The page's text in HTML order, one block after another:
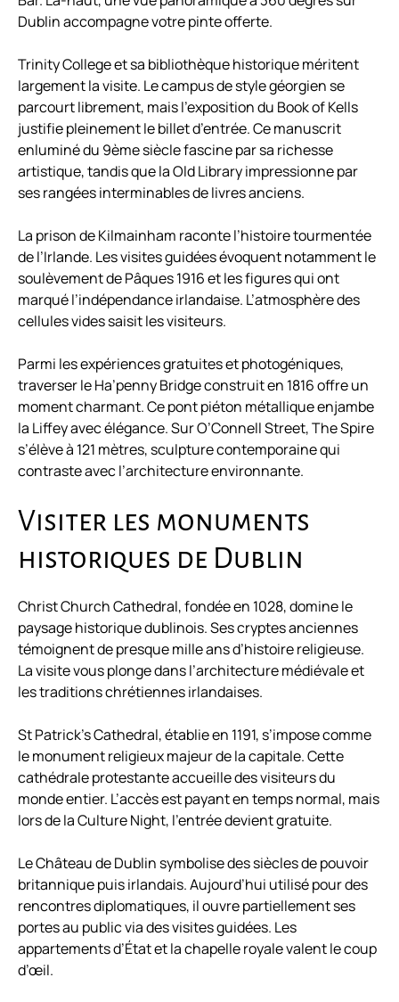
Dublin accompagne votre pinte offerte.
Trinity College et sa bibliothèque historique méritent
largement la visite. Le campus de style géorgien se
parcourt librement, mais l’exposition du Book of Kells
justifie pleinement le billet d’entrée. Ce manuscrit
enluminé du 9ème siècle fascine par sa richesse
artistique, tandis que la Old Library impressionne par
ses rangées interminables de livres anciens.
La prison de Kilmainham raconte l’histoire tourmentée
de l’Irlande. Les visites guidées évoquent notamment le
soulèvement de Pâques 1916 et les figures qui ont
marqué l’indépendance irlandaise. L’atmosphère des
cellules vides saisit les visiteurs.
Parmi les expériences gratuites et photogéniques,
traverser le Ha’penny Bridge construit en 1816 offre un
moment charmant. Ce pont piéton métallique enjambe
la Liffey avec élégance. Sur O’Connell Street, The Spire
s’élève à 121 mètres, sculpture contemporaine qui
contraste avec l’architecture environnante.
Visiter les monuments
historiques de Dublin
Christ Church Cathedral, fondée en 1028, domine le
paysage historique dublinois. Ses cryptes anciennes
témoignent de presque mille ans d’histoire religieuse.
La visite vous plonge dans l’architecture médiévale et
les traditions chrétiennes irlandaises.
St Patrick’s Cathedral, établie en 1191, s’impose comme
le monument religieux majeur de la capitale. Cette
cathédrale protestante accueille des visiteurs du
monde entier. L’accès est payant en temps normal, mais
lors de la Culture Night, l’entrée devient gratuite.
Le Château de Dublin symbolise des siècles de pouvoir
britannique puis irlandais. Aujourd’hui utilisé pour des
rencontres diplomatiques, il ouvre partiellement ses
portes au public via des visites guidées. Les
appartements d’État et la chapelle royale valent le coup
d’œil.